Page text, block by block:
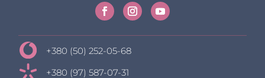
+380 (50) 252-05-68
+380 (97) 587-07-31